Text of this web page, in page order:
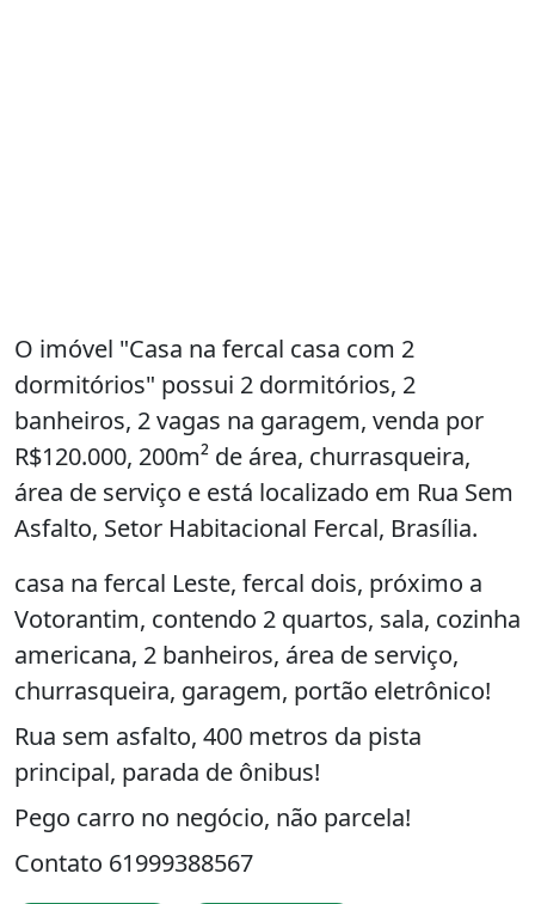
O imóvel "Casa na fercal casa com 2
dormitórios" possui 2 dormitórios, 2
banheiros, 2 vagas na garagem, venda por
R$120.000, 200m² de área, churrasqueira,
área de serviço e está localizado em Rua Sem
Asfalto, Setor Habitacional Fercal, Brasília.
casa na fercal Leste, fercal dois, próximo a
Votorantim, contendo 2 quartos, sala, cozinha
americana, 2 banheiros, área de serviço,
churrasqueira, garagem, portão eletrônico!
Rua sem asfalto, 400 metros da pista
principal, parada de ônibus!
Pego carro no negócio, não parcela!
Contato 61999388567